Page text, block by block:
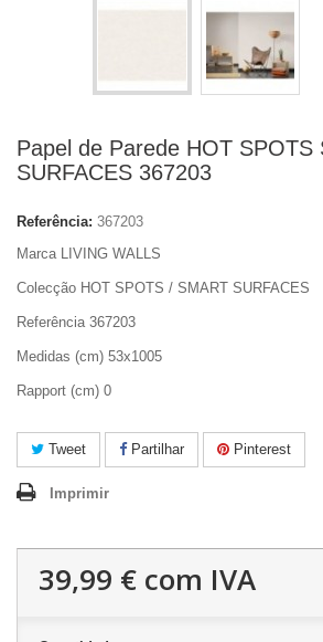
Papel de Parede HOT SPOTS
SURFACES 367203
Referência: 367203
Marca LIVING WALLS
Colecção HOT SPOTS / SMART SURFACES
Referência 367203
Medidas (cm) 53x1005
Rapport (cm) 0
Tweet Partilhar Pinterest
Imprimir
39,99 € com IVA